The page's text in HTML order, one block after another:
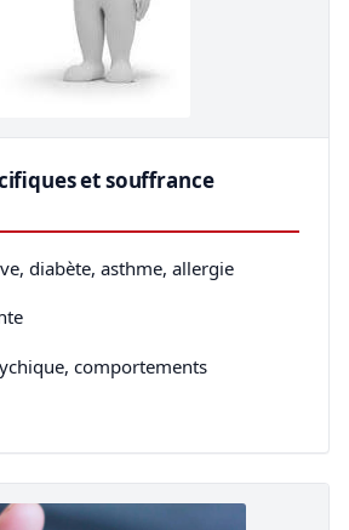
et souffrance
diabète, asthme, allergie
comportements